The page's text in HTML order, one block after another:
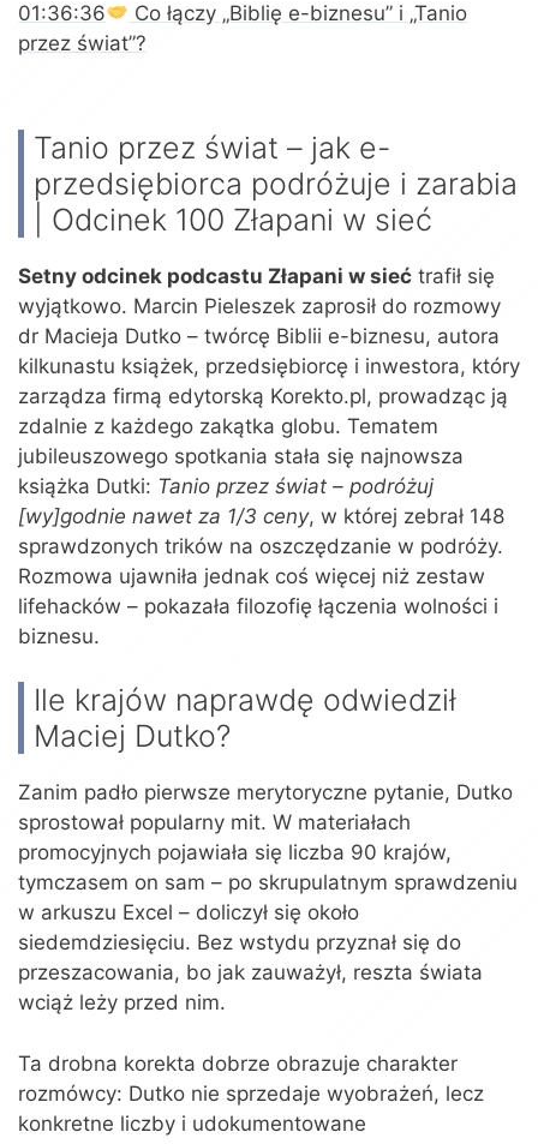
01:36:36
Co łączy „Biblię e-biznesu” i „Tanio
przez świat”?
Tanio przez świat – jak e-
przedsiębiorca podróżuje i zarabia
| Odcinek 100 Złapani w sieć
Setny odcinek podcastu Złapani w sieć trafił się
wyjątkowo. Marcin Pieleszek zaprosił do rozmowy
dr Macieja Dutko – twórcę Biblii e-biznesu, autora
kilkunastu książek, przedsiębiorcę i inwestora, który
zarządza firmą edytorską Korekto.pl, prowadząc ją
zdalnie z każdego zakątka globu. Tematem
jubileuszowego spotkania stała się najnowsza
książka Dutki: Tanio przez świat – podróżuj
[wy]godnie nawet za 1/3 ceny, w której zebrał 148
sprawdzonych trików na oszczędzanie w podróży.
Rozmowa ujawniła jednak coś więcej niż zestaw
lifehacków – pokazała filozofię łączenia wolności i
biznesu.
Ile krajów naprawdę odwiedził
Maciej Dutko?
Zanim padło pierwsze merytoryczne pytanie, Dutko
sprostował popularny mit. W materiałach
promocyjnych pojawiała się liczba 90 krajów,
tymczasem on sam – po skrupulatnym sprawdzeniu
w arkuszu Excel – doliczył się około
siedemdziesięciu. Bez wstydu przyznał się do
przeszacowania, bo jak zauważył, reszta świata
wciąż leży przed nim.
Ta drobna korekta dobrze obrazuje charakter
rozmówcy: Dutko nie sprzedaje wyobrażeń, lecz
konkretne liczby i udokumentowane